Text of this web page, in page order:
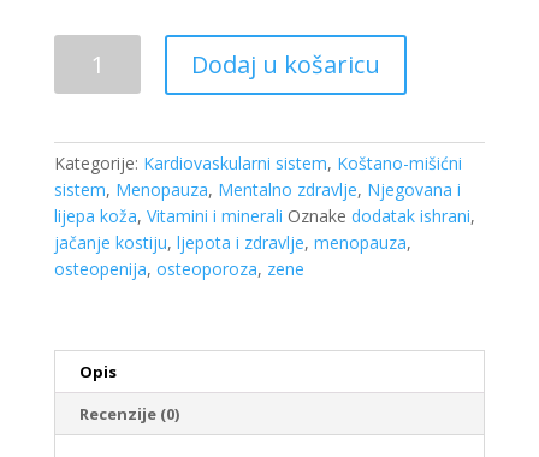
a
tableta
količina
Dodaj u košaricu
Kategorije: Kardiovaskularni sistem, Koštano-mišićni
sistem, Menopauza, Mentalno zdravlje, Njegovana i
lijepa koža, Vitamini i minerali Oznake dodatak ishrani,
jačanje kostiju, ljepota i zdravlje, menopauza,
osteopenija, osteoporoza, zene
Opis
Recenzije (0)